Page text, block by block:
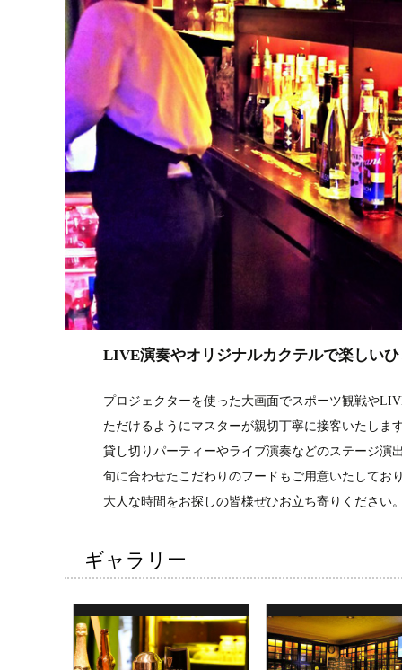
LIVE演奏やオリジナルカクテルで楽しい
プロジェクターを使った大画面でスポーツ観戦や
ただけるようにマスターが親切丁寧に接客いたしま
貸し切りパーティーやライブ演奏などのステージ演
旬に合わせたこだわりのフードもご用意いたしてお
大人な時間をお探しの皆様ぜひお立ち寄りください
ギャラリー